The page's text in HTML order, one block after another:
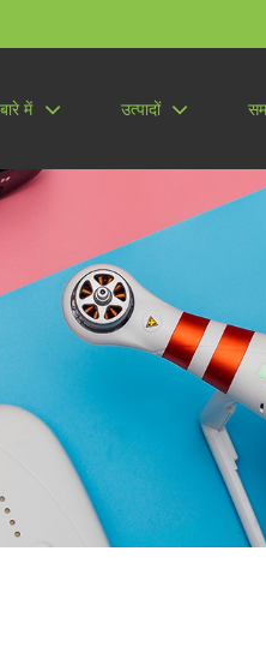
में उत्पादों